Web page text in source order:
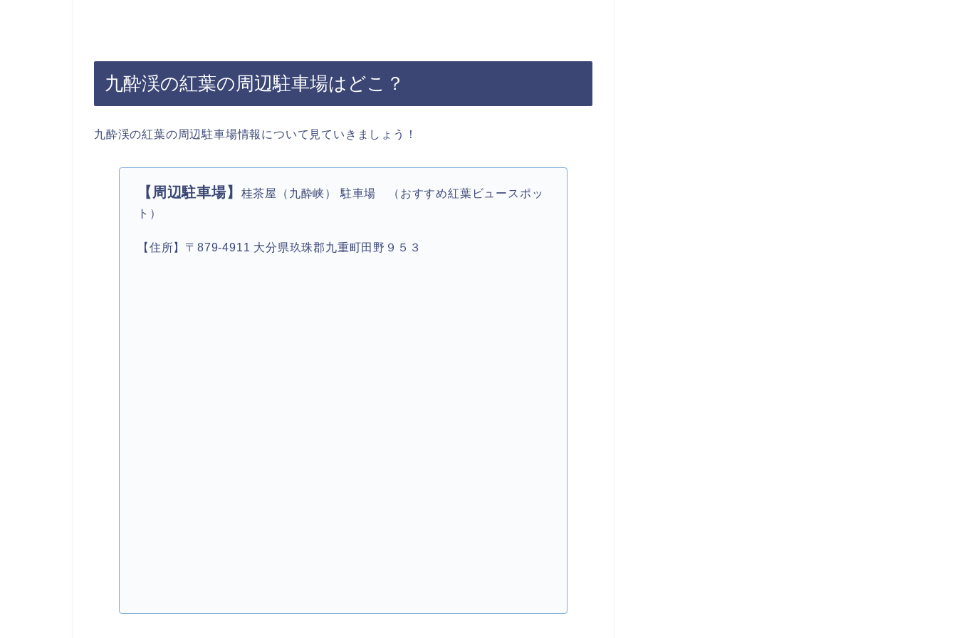
九酔渓の紅葉の周辺駐車場はどこ？
九酔渓の紅葉の周辺駐車場情報について見ていきましょう！
【周辺駐車場】
桂茶屋（九酔峡） 駐車場 （おすすめ紅葉ビュースポッ
ト）
【住所】〒879-4911 大分県玖珠郡九重町田野９５３